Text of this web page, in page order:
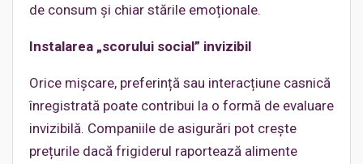
de consum și chiar stările emoționale.
Instalarea „scorului social” invizibil
Orice mișcare, preferință sau interacțiune casnică
înregistrată poate contribui la o formă de evaluare
invizibilă. Companiile de asigurări pot crește
prețurile dacă frigiderul raportează alimente